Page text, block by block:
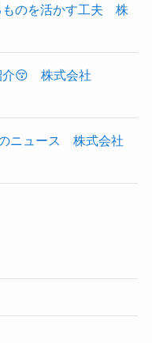
ものを活かす工夫 株
介😚 株式会社
のニュース 株式会社